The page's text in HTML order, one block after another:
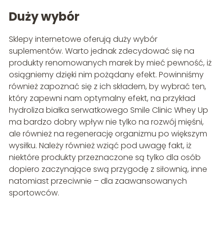
Duży wybór
Sklepy internetowe oferują duży wybór
suplementów. Warto jednak zdecydować się na
produkty renomowanych marek by mieć pewność, iż
osiągniemy dzięki nim pożądany efekt. Powinniśmy
również zapoznać się z ich składem, by wybrać ten,
który zapewni nam optymalny efekt, na przykład
hydroliza białka serwatkowego Smile Clinic Whey Up
ma bardzo dobry wpływ nie tylko na rozwój mięśni,
ale również na regenerację organizmu po większym
wysiłku. Należy również wziąć pod uwagę fakt, iż
niektóre produkty przeznaczone są tylko dla osób
dopiero zaczynające swą przygodę z siłownią, inne
natomiast przeciwnie – dla zaawansowanych
sportowców.